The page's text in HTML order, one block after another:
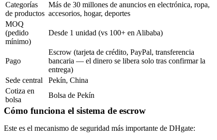
Categorías
de productos
Más de 30 millones de anuncios en electrónica, ropa,
accesorios, hogar, deportes
MOQ
(pedido
mínimo)
Desde 1 unidad (vs 100+ en Alibaba)
Pago
Escrow (tarjeta de crédito, PayPal, transferencia
bancaria — el dinero se libera solo tras confirmar la
entrega)
Sede central
Pekín, China
Cotiza en
bolsa
Bolsa de Pekín
Cómo funciona el sistema de escrow
Este es el mecanismo de seguridad más importante de DHgate: